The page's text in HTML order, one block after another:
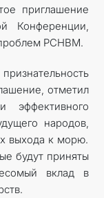
приглашение
Конференции,
РСНВМ.
отметил
эффективного
народов,
выхода к морю.
будут приняты
вклад в